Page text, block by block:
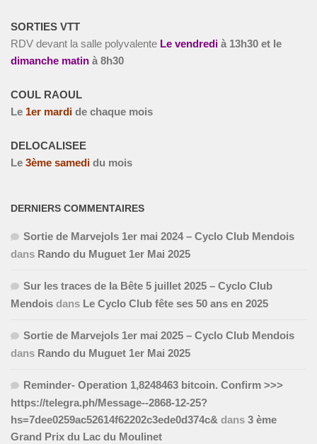
SORTIES VTT
RDV devant la salle polyvalente Le vendredi à 13h30 et le
dimanche matin à 8h30
COUL RAOUL
Le 1er mardi de chaque mois
DELOCALISEE
Le 3ème samedi du mois
DERNIERS COMMENTAIRES
Sortie de Marvejols 1er mai 2024 – Cyclo Club Mendois
dans Rando du Muguet 1er Mai 2025
Sur les traces de la Bête 5 juillet 2025 – Cyclo Club
Mendois dans Le Cyclo Club fête ses 50 ans en 2025
Sortie de Marvejols 1er mai 2025 – Cyclo Club Mendois
dans Rando du Muguet 1er Mai 2025
Reminder- Operation 1,8248463 bitcoin. Confirm >>>
https://telegra.ph/Message--2868-12-25?
hs=7dee0259ac52614f62202c3ede0d374c& dans 3 ème
Grand Prix du Lac du Moulinet